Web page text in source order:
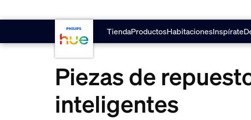
TiendaProductosHabitacionesInspírate
Piezas de
inteligentes